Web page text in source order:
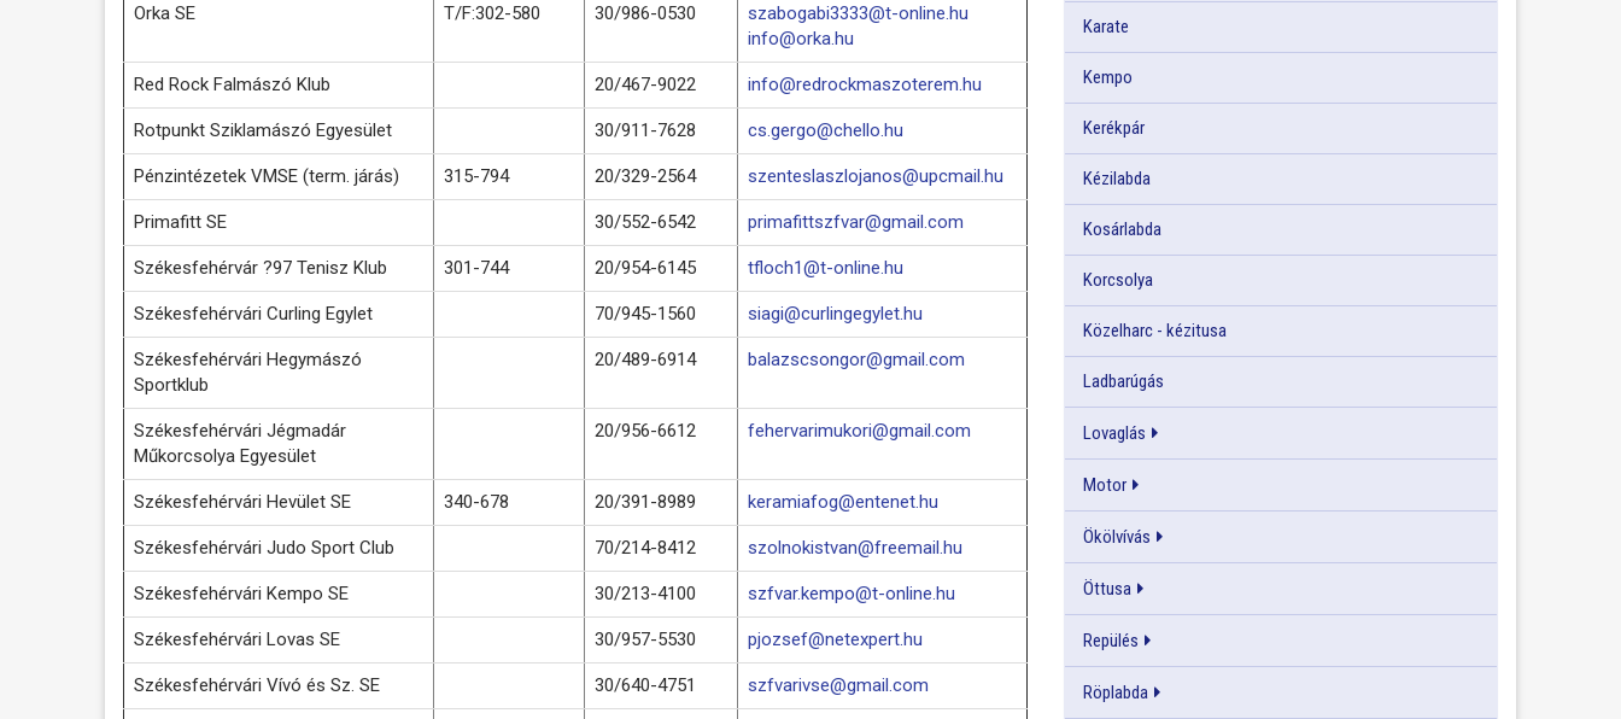
Orka SE T/F:302-580 30/986-0530
szabogabi3333@t-online.hu
info@orka.hu
Red Rock Falmászó Klub 20/467-9022 info@redrockmaszoterem.hu
Rotpunkt Sziklamászó Egyesület 30/911-7628 cs.gergo@chello.hu
Pénzintézetek VMSE (term. járás) 315-794 20/329-2564 szenteslaszlojanos@upcmail.hu
Primafitt SE 30/552-6542 primafittszfvar@gmail.com
Székesfehérvár ?97 Tenisz Klub 301-744 20/954-6145 tfloch1@t-online.hu
Székesfehérvári Curling Egylet 70/945-1560 siagi@curlingegylet.hu
Székesfehérvári Hegymászó
Sportklub
20/489-6914 balazscsongor@gmail.com
Székesfehérvári Jégmadár
Műkorcsolya Egyesület
20/956-6612 fehervarimukori@gmail.com
Székesfehérvári Hevület SE 340-678 20/391-8989 keramiafog@entenet.hu
Székesfehérvári Judo Sport Club 70/214-8412 szolnokistvan@freemail.hu
Székesfehérvári Kempo SE 30/213-4100 szfvar.kempo@t-online.hu
Székesfehérvári Lovas SE 30/957-5530 pjozsef@netexpert.hu
Székesfehérvári Vívó és Sz. SE 30/640-4751 szfvarivse@gmail.com
Karate
Kempo
Kerékpár
Kézilabda
Kosárlabda
Korcsolya
Közelharc - kézitusa
Ladbarúgás
Lovaglás
Motor
Ökölvívás
Öttusa
Repülés
Röplabda